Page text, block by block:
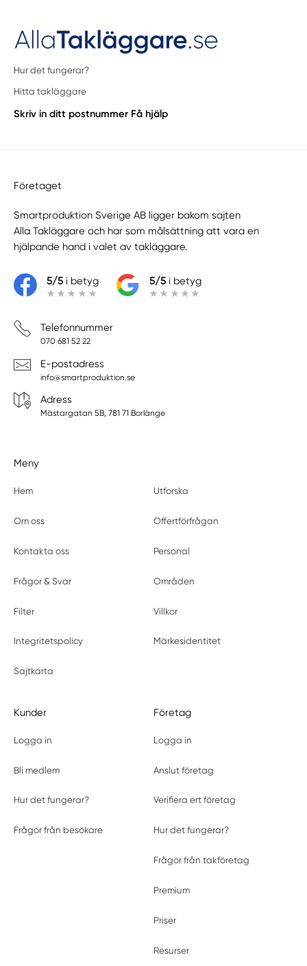
Hur det fungerar?
Hitta takläggare
Skriv in ditt postnummer Få hjälp
Företaget
Smartproduktion Sverige AB ligger bakom sajten
Alla Takläggare och har som målsättning att vara en
hjälpande hand i valet av takläggare.
5/5i betyg 5/5i betyg
Telefonnummer
070 681 52 22
E-postadress
info@smartproduktion.se
Adress
Mästargatan 5B, 781 71 Borlänge
Meny
Hem Utforska
Om oss Offertförfrågan
Kontakta oss Personal
Frågor & Svar Områden
Filter Villkor
Integritetspolicy Märkesidentitet
Sajtkarta
Kunder
Logga in
Bli medlem
Hur det fungerar?
Frågor från besökare
Företag
Logga in
Anslut företag
Verifiera ert företag
Hur det fungerar?
Frågor från takföretag
Premium
Priser
Resurser